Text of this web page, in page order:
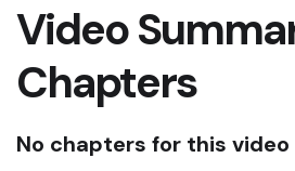
Video
Chapters
No chapters for this